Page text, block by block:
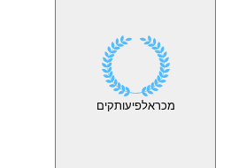
מכראלפיעותקים